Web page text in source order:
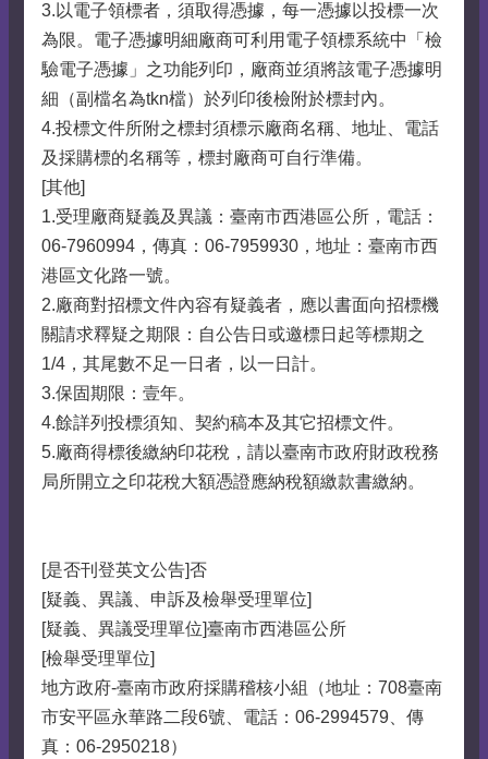
3.以電子領標者，須取得憑據，每一憑據以投標一次
為限。電子憑據明細廠商可利用電子領標系統中「檢
驗電子憑據」之功能列印，廠商並須將該電子憑據明
細（副檔名為tkn檔）於列印後檢附於標封內。
4.投標文件所附之標封須標示廠商名稱、地址、電話
及採購標的名稱等，標封廠商可自行準備。
[其他]
1.受理廠商疑義及異議：臺南市西港區公所，電話：
06-7960994，傳真：06-7959930，地址：臺南市西
港區文化路一號。
2.廠商對招標文件內容有疑義者，應以書面向招標機
關請求釋疑之期限：自公告日或邀標日起等標期之
1/4，其尾數不足一日者，以一日計。
3.保固期限：壹年。
4.餘詳列投標須知、契約稿本及其它招標文件。
5.廠商得標後繳納印花稅，請以臺南市政府財政稅務
局所開立之印花稅大額憑證應納稅額繳款書繳納。
[是否刊登英文公告]否
[疑義、異議、申訴及檢舉受理單位]
[疑義、異議受理單位]臺南市西港區公所
[檢舉受理單位]
地方政府-臺南市政府採購稽核小組（地址：708臺南
市安平區永華路二段6號、電話：06-2994579、傳
真：06-2950218）